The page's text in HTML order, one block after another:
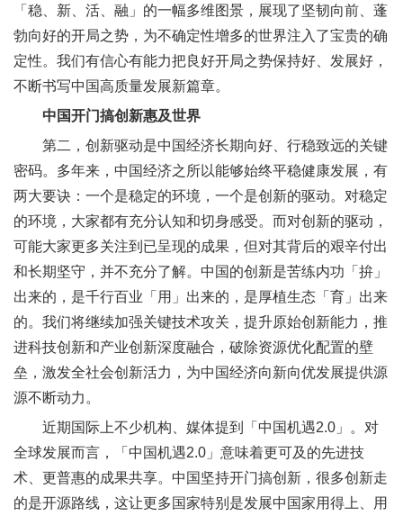
「稳、新、活、融」的一幅多维图景，展现了坚韧向前、蓬
勃向好的开局之势，为不确定性增多的世界注入了宝贵的确
定性。我们有信心有能力把良好开局之势保持好、发展好，
不断书写中国高质量发展新篇章。
中国开门搞创新惠及世界
第二，创新驱动是中国经济长期向好、行稳致远的关键
密码。多年来，中国经济之所以能够始终平稳健康发展，有
两大要诀：一个是稳定的环境，一个是创新的驱动。对稳定
的环境，大家都有充分认知和切身感受。而对创新的驱动，
可能大家更多关注到已呈现的成果，但对其背后的艰辛付出
和长期坚守，并不充分了解。中国的创新是苦练内功「拚」
出来的，是千行百业「用」出来的，是厚植生态「育」出来
的。我们将继续加强关键技术攻关，提升原始创新能力，推
进科技创新和产业创新深度融合，破除资源优化配置的壁
垒，激发全社会创新活力，为中国经济向新向优发展提供源
源不断动力。
近期国际上不少机构、媒体提到「中国机遇2.0」。对
全球发展而言，「中国机遇2.0」意味着更可及的先进技
术、更普惠的成果共享。中国坚持开门搞创新，很多创新走
的是开源路线，这让更多国家特别是发展中国家用得上、用